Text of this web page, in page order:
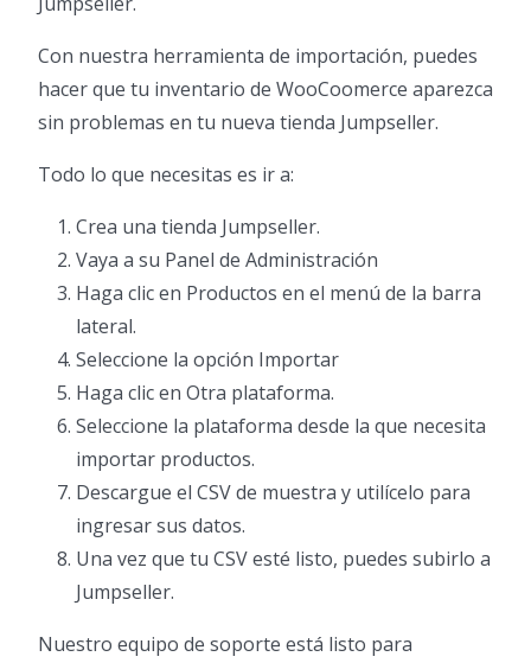
Con nuestra herramienta de importación, puedes
hacer que tu inventario de WooCoomerce aparezca
sin problemas en tu nueva tienda Jumpseller.
Todo lo que necesitas es ir a:
Crea una tienda Jumpseller.
Vaya a su Panel de Administración
Haga clic en Productos en el menú de la barra
lateral.
Seleccione la opción Importar
Haga clic en Otra plataforma.
Seleccione la plataforma desde la que necesita
importar productos.
Descargue el CSV de muestra y utilícelo para
ingresar sus datos.
Una vez que tu CSV esté listo, puedes subirlo a
Jumpseller.
Nuestro equipo de soporte está listo para